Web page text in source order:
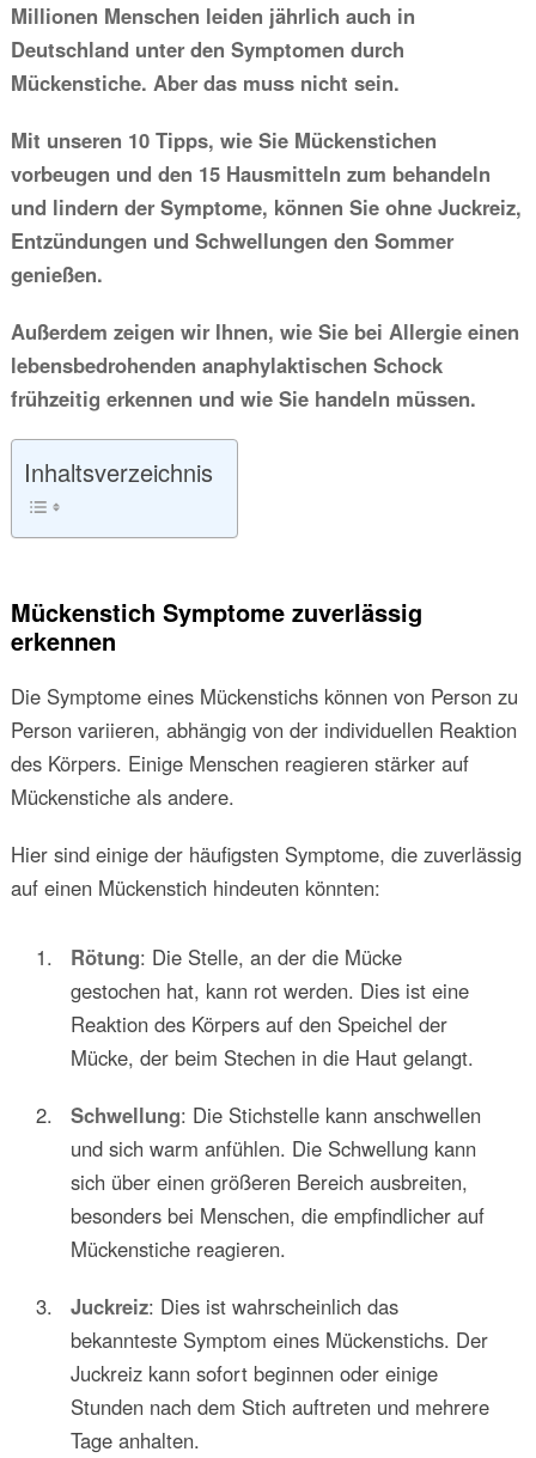
Millionen Menschen leiden jährlich auch in
Deutschland unter den Symptomen durch
Mückenstiche. Aber das muss nicht sein.
Mit unseren 10 Tipps, wie Sie Mückenstichen
vorbeugen und den 15 Hausmitteln zum behandeln
und lindern der Symptome, können Sie ohne Juckreiz,
Entzündungen und Schwellungen den Sommer
genießen.
Außerdem zeigen wir Ihnen, wie Sie bei Allergie einen
lebensbedrohenden anaphylaktischen Schock
frühzeitig erkennen und wie Sie handeln müssen.
Inhaltsverzeichnis
Mückenstich Symptome zuverlässig
erkennen
Die Symptome eines Mückenstichs können von Person zu
Person variieren, abhängig von der individuellen Reaktion
des Körpers. Einige Menschen reagieren stärker auf
Mückenstiche als andere.
Hier sind einige der häufigsten Symptome, die zuverlässig
auf einen Mückenstich hindeuten könnten:
Rötung: Die Stelle, an der die Mücke
gestochen hat, kann rot werden. Dies ist eine
Reaktion des Körpers auf den Speichel der
Mücke, der beim Stechen in die Haut gelangt.
Schwellung: Die Stichstelle kann anschwellen
und sich warm anfühlen. Die Schwellung kann
sich über einen größeren Bereich ausbreiten,
besonders bei Menschen, die empfindlicher auf
Mückenstiche reagieren.
Juckreiz: Dies ist wahrscheinlich das
bekannteste Symptom eines Mückenstichs. Der
Juckreiz kann sofort beginnen oder einige
Stunden nach dem Stich auftreten und mehrere
Tage anhalten.